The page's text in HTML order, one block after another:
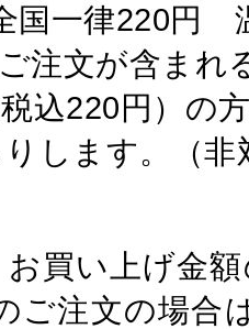
一律220円
ご注文が含ま
込220円）の
します。（非
お買い上げ金
ご注文の場合